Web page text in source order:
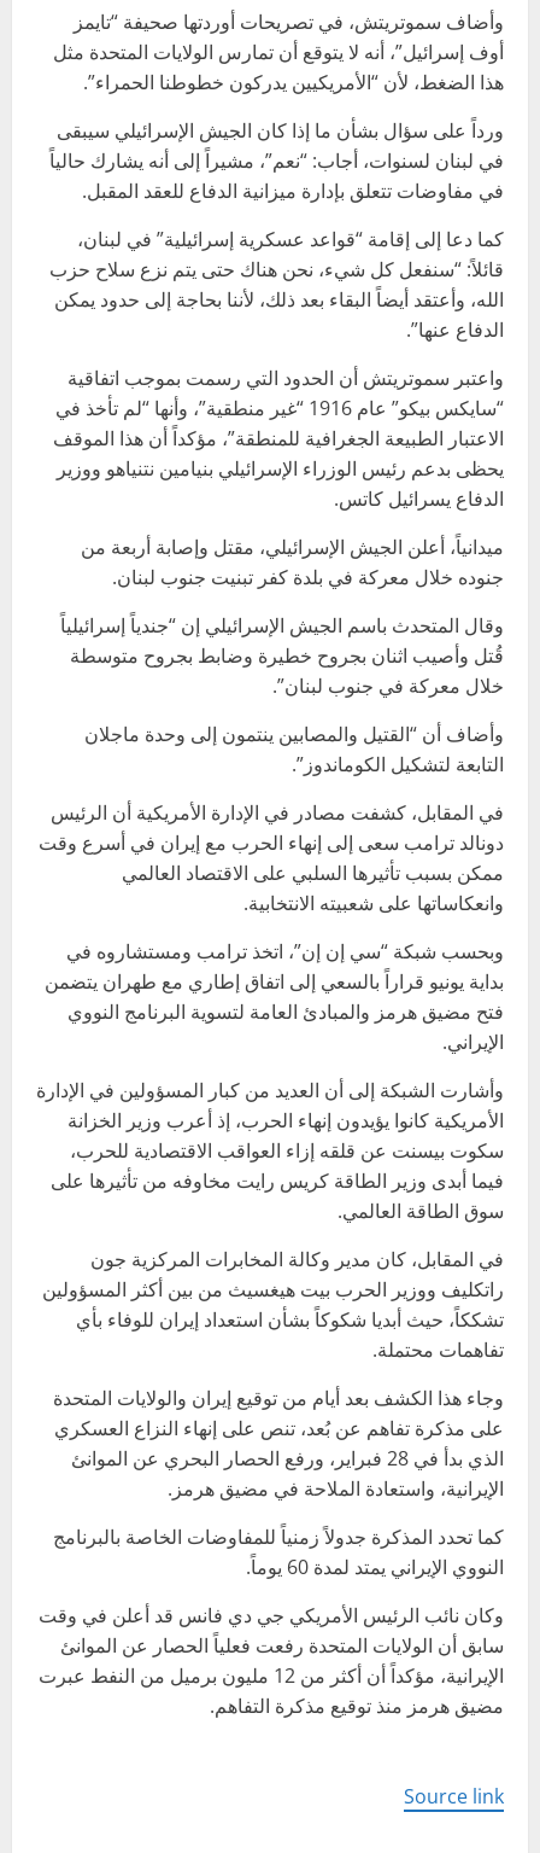
وأضاف سموتريتش، في تصريحات أوردتها صحيفة “تايمز
أوف إسرائيل”، أنه لا يتوقع أن تمارس الولايات المتحدة مثل
هذا الضغط، لأن “الأمريكيين يدركون خطوطنا الحمراء”.
ورداً على سؤال بشأن ما إذا كان الجيش الإسرائيلي سيبقى
في لبنان لسنوات، أجاب: “نعم”، مشيراً إلى أنه يشارك حالياً
في مفاوضات تتعلق بإدارة ميزانية الدفاع للعقد المقبل.
كما دعا إلى إقامة “قواعد عسكرية إسرائيلية” في لبنان،
قائلاً: “سنفعل كل شيء، نحن هناك حتى يتم نزع سلاح حزب
الله، وأعتقد أيضاً البقاء بعد ذلك، لأننا بحاجة إلى حدود يمكن
الدفاع عنها”.
واعتبر سموتريتش أن الحدود التي رسمت بموجب اتفاقية
“سايكس بيكو” عام 1916 “غير منطقية”، وأنها “لم تأخذ في
الاعتبار الطبيعة الجغرافية للمنطقة”، مؤكداً أن هذا الموقف
يحظى بدعم رئيس الوزراء الإسرائيلي بنيامين نتنياهو ووزير
الدفاع يسرائيل كاتس.
ميدانياً، أعلن الجيش الإسرائيلي، مقتل وإصابة أربعة من
جنوده خلال معركة في بلدة كفر تبنيت جنوب لبنان.
وقال المتحدث باسم الجيش الإسرائيلي إن “جندياً إسرائيلياً
قُتل وأصيب اثنان بجروح خطيرة وضابط بجروح متوسطة
خلال معركة في جنوب لبنان”.
وأضاف أن “القتيل والمصابين ينتمون إلى وحدة ماجلان
التابعة لتشكيل الكوماندوز”.
في المقابل، كشفت مصادر في الإدارة الأمريكية أن الرئيس
دونالد ترامب سعى إلى إنهاء الحرب مع إيران في أسرع وقت
ممكن بسبب تأثيرها السلبي على الاقتصاد العالمي
وانعكاساتها على شعبيته الانتخابية.
وبحسب شبكة “سي إن إن”، اتخذ ترامب ومستشاروه في
بداية يونيو قراراً بالسعي إلى اتفاق إطاري مع طهران يتضمن
فتح مضيق هرمز والمبادئ العامة لتسوية البرنامج النووي
الإيراني.
وأشارت الشبكة إلى أن العديد من كبار المسؤولين في الإدارة
الأمريكية كانوا يؤيدون إنهاء الحرب، إذ أعرب وزير الخزانة
سكوت بيسنت عن قلقه إزاء العواقب الاقتصادية للحرب،
فيما أبدى وزير الطاقة كريس رايت مخاوفه من تأثيرها على
سوق الطاقة العالمي.
في المقابل، كان مدير وكالة المخابرات المركزية جون
راتكليف ووزير الحرب بيت هيغسيث من بين أكثر المسؤولين
تشككاً، حيث أبديا شكوكاً بشأن استعداد إيران للوفاء بأي
تفاهمات محتملة.
وجاء هذا الكشف بعد أيام من توقيع إيران والولايات المتحدة
على مذكرة تفاهم عن بُعد، تنص على إنهاء النزاع العسكري
الذي بدأ في 28 فبراير، ورفع الحصار البحري عن الموانئ
الإيرانية، واستعادة الملاحة في مضيق هرمز.
كما تحدد المذكرة جدولاً زمنياً للمفاوضات الخاصة بالبرنامج
النووي الإيراني يمتد لمدة 60 يوماً.
وكان نائب الرئيس الأمريكي جي دي فانس قد أعلن في وقت
سابق أن الولايات المتحدة رفعت فعلياً الحصار عن الموانئ
الإيرانية، مؤكداً أن أكثر من 12 مليون برميل من النفط عبرت
مضيق هرمز منذ توقيع مذكرة التفاهم.
Source link